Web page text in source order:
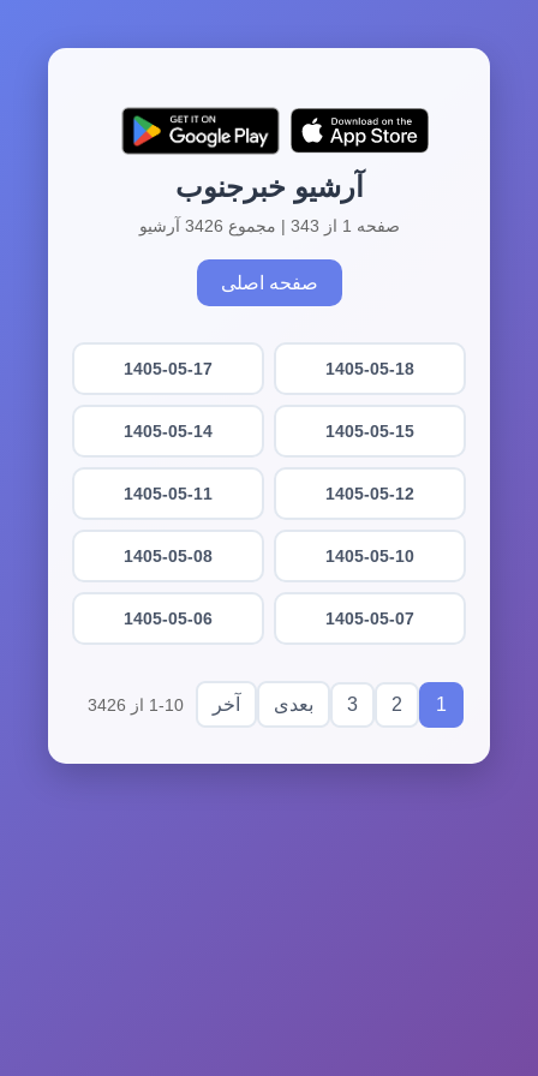
آرشیو خبرجنوب
صفحه 1 از 343 | مجموع 3426 آرشیو
صفحه اصلی
1405-05-18
1405-05-17
1405-05-15
1405-05-14
1405-05-12
1405-05-11
1405-05-10
1405-05-08
1405-05-07
1405-05-06
1
2
3 بعدی آخر 1-10 از 3426